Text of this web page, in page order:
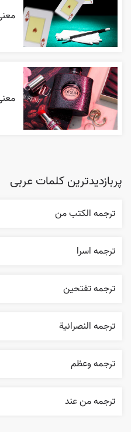
پربازدیدترین کلمات عربی
ترجمه الکتب من
ترجمه اسرا
ترجمه تفتحين
ترجمه النصرانية
ترجمه وعظم
ترجمه من عند